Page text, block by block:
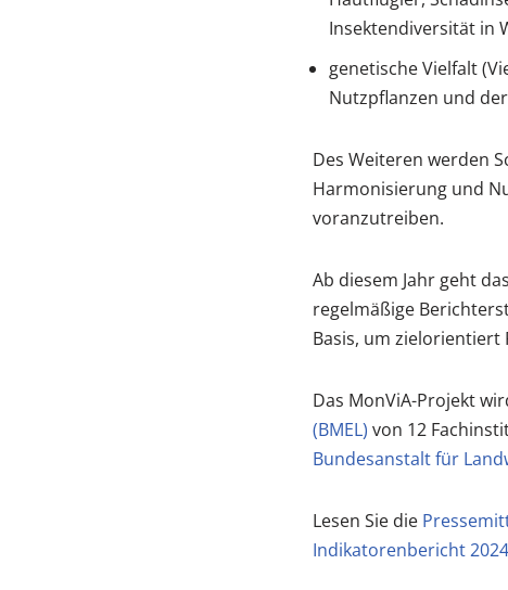
Insektendiversität in
genetische Vielfalt
Nutzpflanzen und
Des Weiteren werden
Harmonisierung und
voranzutreiben.
Ab diesem Jahr geht
regelmäßige
Basis, um
Das MonViA-Projekt
(BMEL) von 12
Bundesanstalt für
Lesen Sie die
Indikatorenbericht 2024